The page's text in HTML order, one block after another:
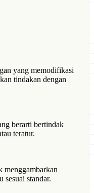
yang memodifikasi
tindakan dengan
berarti bertindak
teratur.
menggambarkan
sesuai standar.